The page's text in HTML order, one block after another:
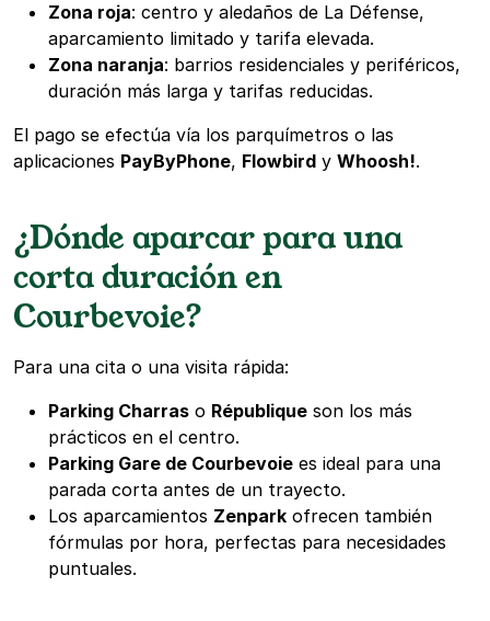
Zona roja: centro y aledaños de La Défense,
aparcamiento limitado y tarifa elevada.
Zona naranja: barrios residenciales y periféricos,
duración más larga y tarifas reducidas.
El pago se efectúa vía los parquímetros o las
aplicaciones PayByPhone, Flowbird y Whoosh!.
¿Dónde aparcar para una
corta duración en
Courbevoie?
Para una cita o una visita rápida:
Parking Charras o République son los más
prácticos en el centro.
Parking Gare de Courbevoie es ideal para una
parada corta antes de un trayecto.
Los aparcamientos Zenpark ofrecen también
fórmulas por hora, perfectas para necesidades
puntuales.